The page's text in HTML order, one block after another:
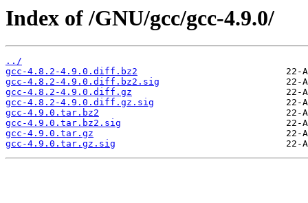
Index of /GNU/gcc/gcc-4.9.0/
../
gcc-4.8.2-4.9.0.diff.bz2
gcc-4.8.2-4.9.0.diff.bz2.sig
gcc-4.8.2-4.9.0.diff.gz
gcc-4.8.2-4.9.0.diff.gz.sig
gcc-4.9.0.tar.bz2
gcc-4.9.0.tar.bz2.sig
gcc-4.9.0.tar.gz
gcc-4.9.0.tar.gz.sig